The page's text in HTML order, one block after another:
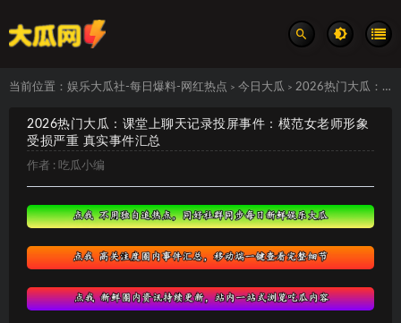
当前位置： 娱乐大瓜社-每日爆料-网红热点 > 今日大瓜 > 2026热门大瓜：课堂上聊天记录投屏事件：模范女老师形象受损严重 真实事件汇总
2026热门大瓜：课堂上聊天记录投屏事件：模范女老师形象
受损严重 真实事件汇总
作者 : 吃瓜小编